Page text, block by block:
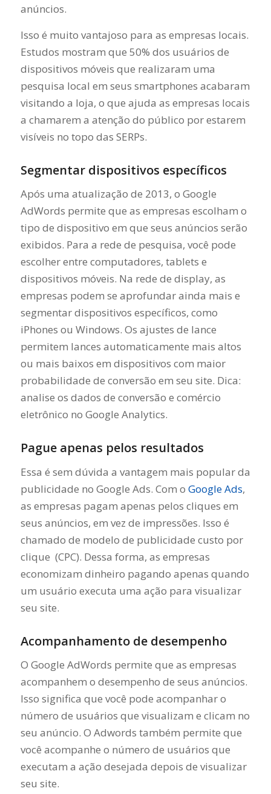
anúncios.
Isso é muito vantajoso para as empresas locais.
Estudos mostram que 50% dos usuários de
dispositivos móveis que realizaram uma
pesquisa local em seus smartphones acabaram
visitando a loja, o que ajuda as empresas locais
a chamarem a atenção do público por estarem
visíveis no topo das SERPs.
Segmentar dispositivos específicos
Após uma atualização de 2013, o Google
AdWords permite que as empresas escolham o
tipo de dispositivo em que seus anúncios serão
exibidos. Para a rede de pesquisa, você pode
escolher entre computadores, tablets e
dispositivos móveis. Na rede de display, as
empresas podem se aprofundar ainda mais e
segmentar dispositivos específicos, como
iPhones ou Windows. Os ajustes de lance
permitem lances automaticamente mais altos
ou mais baixos em dispositivos com maior
probabilidade de conversão em seu site. Dica:
analise os dados de conversão e comércio
eletrônico no Google Analytics.
Pague apenas pelos resultados
Essa é sem dúvida a vantagem mais popular da
publicidade no Google Ads. Com o Google Ads,
as empresas pagam apenas pelos cliques em
seus anúncios, em vez de impressões. Isso é
chamado de modelo de publicidade custo por
clique (CPC). Dessa forma, as empresas
economizam dinheiro pagando apenas quando
um usuário executa uma ação para visualizar
seu site.
Acompanhamento de desempenho
O Google AdWords permite que as empresas
acompanhem o desempenho de seus anúncios.
Isso significa que você pode acompanhar o
número de usuários que visualizam e clicam no
seu anúncio. O Adwords também permite que
você acompanhe o número de usuários que
executam a ação desejada depois de visualizar
seu site.